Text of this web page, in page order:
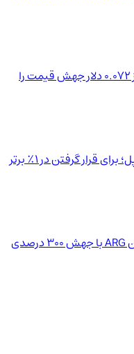
تحلیل قیمت دوج‌کوین؛ آیا عبور از ۰.۰۷۲ دلار جهش قیمت را
به‌روزرسانی لیست ثروتمندان ریپل؛ برای قرار گرفتن در ۱٪ برتر
آرژانتین به نیمه‌نهایی رسید؛ توکن ARG با جهش ۳۰۰ درصدی